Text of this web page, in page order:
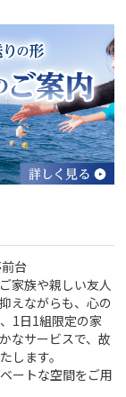
台
家族や親しい友人
えながらも、心の
1日1組限定の家
なサービスで、故
します。
ートな空間をご用